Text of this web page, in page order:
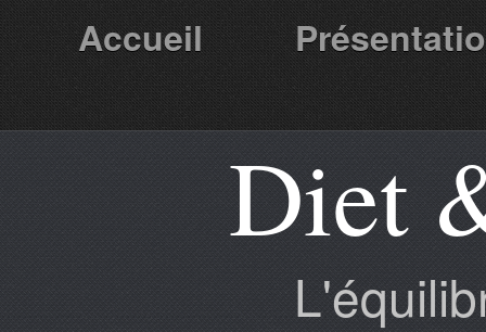
Accueil
Partenaires Diet